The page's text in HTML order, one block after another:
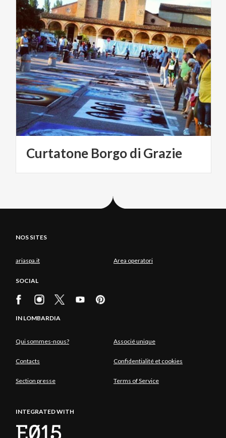
Curtatone Borgodi Grazie
NOS SITES
ariaspa.it Area operatori
SOCIAL
IN LOMBARDIA
Qui sommes-nous? Associé unique
Contacts Confidentialité et cookies
Section presse Terms of Service
INTEGRATED WITH